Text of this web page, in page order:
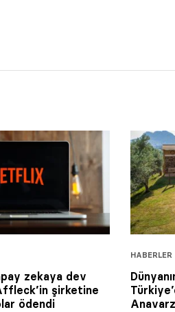
zekaya dev
şirketine
ödendi
HABERLER